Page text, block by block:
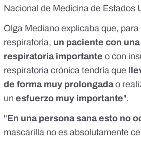
Nacional de Medicina de Estados
Olga Mediano explicaba que,
respiratoria, un paciente con
respiratoria importante o con
respiratoria crónica tendría que
de forma muy prolongadao
un esfuerzo muy importante".
"En una persona sana esto no
mascarilla no es absolutamente